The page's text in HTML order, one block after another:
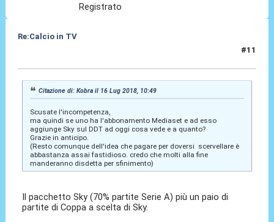
Registrato
Re:Calcio in TV
#11
Citazione di: Kobra il 16 Lug 2018, 10:49
Scusate l'incompetenza,
ma quindi se uno ha l'abbonamento Mediaset e ad esso
aggiunge Sky sul DDT ad oggi cosa vede e a quanto?
Grazie in anticipo.
(Resto comunque dell'idea che pagare per doversi scervellare è
abbastanza assai fastidioso. credo che molti alla fine
manderanno disdetta per sfinimento)
Il pacchetto Sky (70% partite Serie A) più un paio di
partite di Coppa a scelta di Sky.